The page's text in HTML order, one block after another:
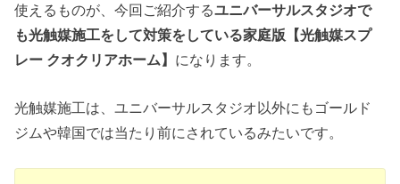
使えるものが、今回ご紹介するユニバーサルスタジオで
も光触媒施工をして対策をしている家庭版【光触媒スプ
レー クオクリアホーム】 になります。
光触媒施工は、ユニバーサルスタジオ以外にもゴールド
ジムや韓国では当たり前にされているみたいです。